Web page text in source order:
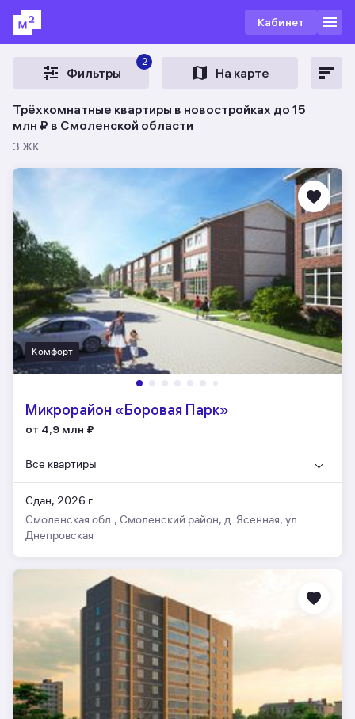
Кабинет
Фильтры
2
На карте
Трёхкомнатные квартиры в новостройках до 15
млн ₽ в Смоленской области
3 ЖК
Комфорт
Микрорайон «Боровая Парк»
от 4,9 млн ₽
Все квартиры
Сдан, 2026 г.
Смоленская обл., Смоленский район, д. Ясенная, ул.
Днепровская